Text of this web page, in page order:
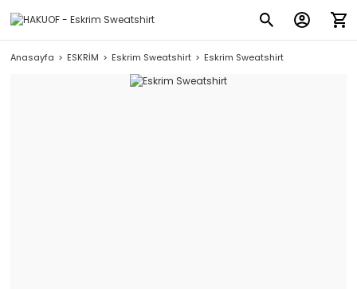
Anasayfa ESKRİM Eskrim Sweatshirt Eskrim Sweatshirt